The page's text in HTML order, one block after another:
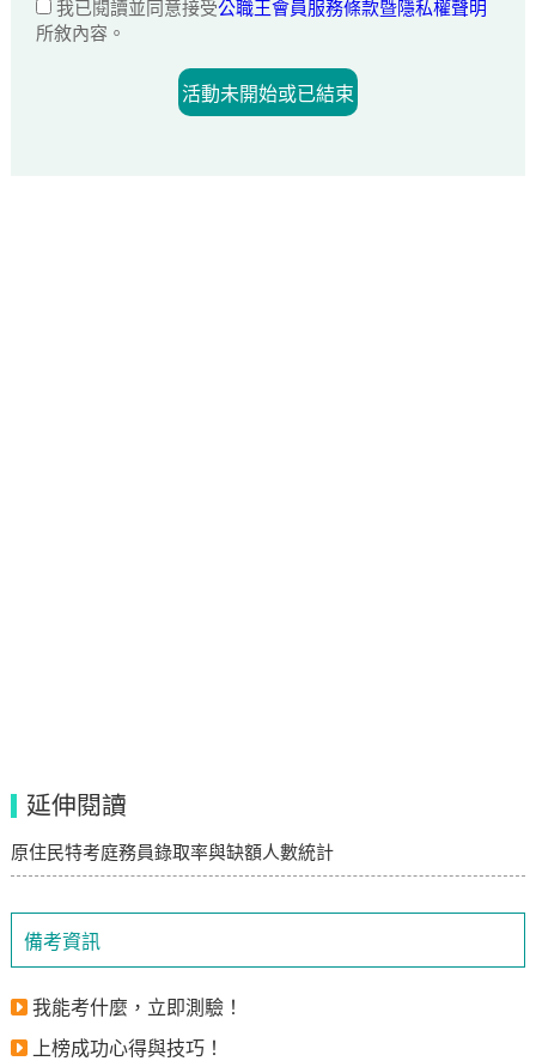
備考資訊
我能考什麼，立即測驗！
上榜成功心得與技巧！
我已閱讀並同意接受公職王會員服務條款暨隱私權聲明
所敘內容。
活動未開始或已結束
延伸閱讀
原住民特考庭務員錄取率與缺額人數統計